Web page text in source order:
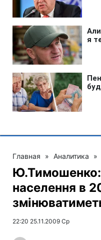
Главная » Аналитика »
Ю.Тимошенко:
населення в
22:20 25.11.2009 Ср